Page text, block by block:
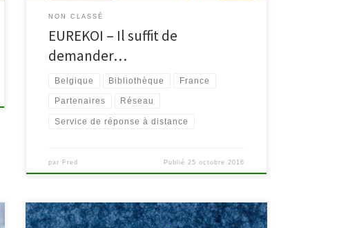
NON CLASSÉ
EUREKOI – Il suffit de
demander…
Belgique Bibliothèque France
Partenaires Réseau
Service de réponse à distance
par Fred Publié 25 octobre 2016